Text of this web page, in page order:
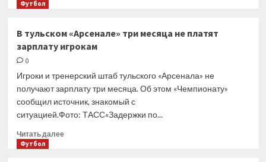
Юнайтед»
не будет
Каземиро,
несмотря
на интерес
со стороны
«Баварии»
Футбол
В тульском «Арсенале» три месяца не платят
зарплату игрокам
0
Игроки и тренерский штаб тульского «Арсенала» не
получают зарплату три месяца. Об этом «Чемпионату»
сообщил источник, знакомый с
ситуацией.Фото: ТАСС«Задержки по...
Читать далееПрочитать
Футбол